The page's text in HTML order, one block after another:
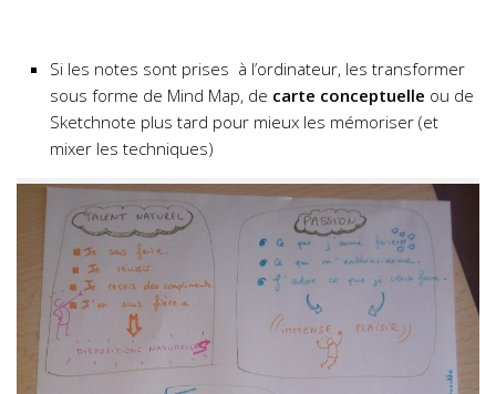
Si les notes sont prises à l’ordinateur, les transformer
sous forme de Mind Map, de carte conceptuelle ou de
Sketchnote plus tard pour mieux les mémoriser (et
mixer les techniques)